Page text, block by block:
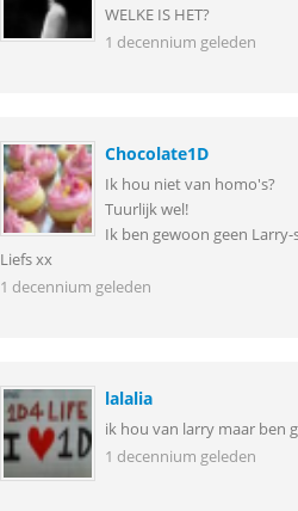
WELKE IS HET?
1 decennium geleden
Chocolate1D
Ik hou niet van homo's?
Tuurlijk wel!
Ik ben gewoon geen
Liefs xx
1 decennium geleden
lalalia
ik hou van larry maar ben
1 decennium geleden